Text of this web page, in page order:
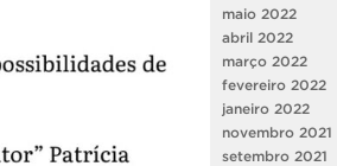
maio 2022
abril 2022
março 2022
fevereiro 2022
janeiro 2022
novembro 2021
setembro 2021